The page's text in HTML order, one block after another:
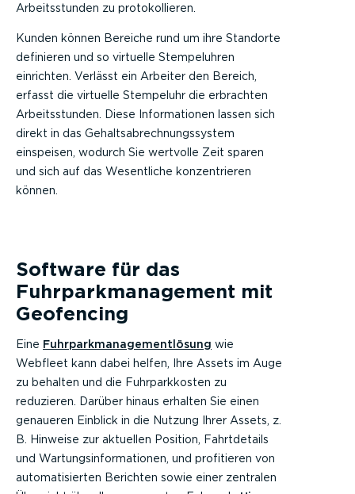
Arbeitsstunden zu protokollieren.
Kunden können Bereiche rund um ihre Standorte
definieren und so virtuelle Stempeluhren
einrichten. Verlässt ein Arbeiter den Bereich,
erfasst die virtuelle Stempeluhr die erbrachten
Arbeitsstunden. Diese Informationen lassen sich
direkt in das Gehaltsabrechnungssystem
einspeisen, wodurch Sie wertvolle Zeit sparen
und sich auf das Wesentliche konzentrieren
können.
Software für das
Fuhrparkmanagement mit
Geofencing
Eine Fuhrparkmanagementlösung wie
Webfleet kann dabei helfen, Ihre Assets im Auge
zu behalten und die Fuhrparkkosten zu
reduzieren. Darüber hinaus erhalten Sie einen
genaueren Einblick in die Nutzung Ihrer Assets, z.
B. Hinweise zur aktuellen Position, Fahrtdetails
und Wartungsinformationen, und profitieren von
automatisierten Berichten sowie einer zentralen